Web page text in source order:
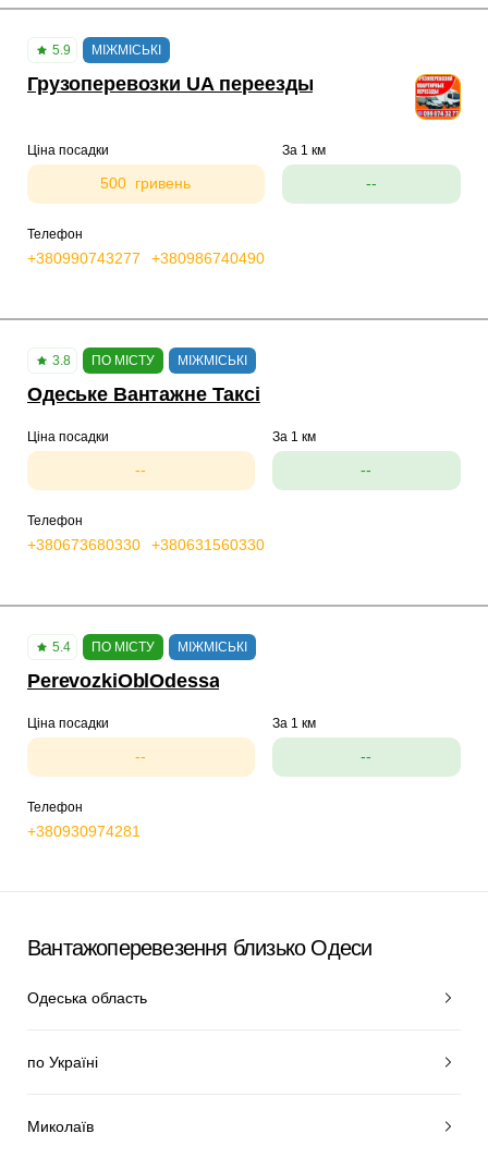
5.9 МІЖМІСЬКІ
Грузоперевозки UA переезды
Ціна посадки
500 гривень
За 1 км
--
Телефон
+380990743277 +380986740490
3.8 ПО МІСТУ МІЖМІСЬКІ
Одеське Вантажне Таксі
Ціна посадки
--
За 1 км
--
Телефон
+380673680330 +380631560330
5.4 ПО МІСТУ МІЖМІСЬКІ
PerevozkiOblOdessa
Ціна посадки
--
За 1 км
--
Телефон
+380930974281
Вантажоперевезення близько Одеси
Одеська область
по Україні
Миколаїв